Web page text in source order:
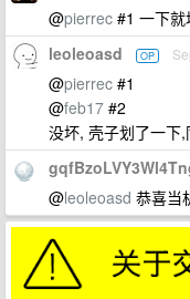
@pierrec #1 一下就
leoleoasd OP
@pierrec #1
@feb17 #2
没坏, 壳子划了一下
@leoleoasd 恭喜当